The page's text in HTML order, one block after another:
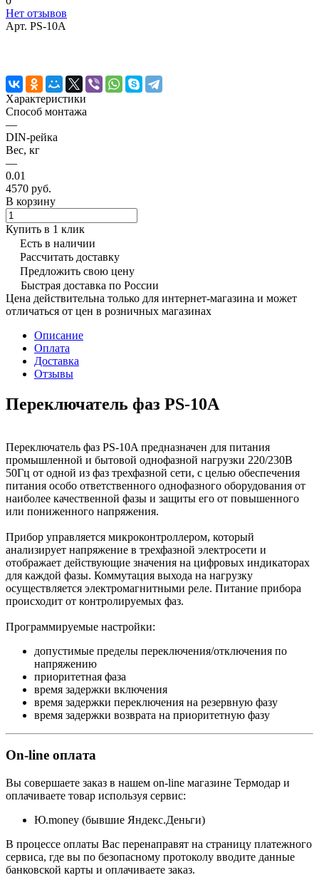
Нет отзывов
Арт. PS-10A
Характеристики
Способ монтажа
—
DIN-рейка
Вес, кг
—
0.01
4570 руб.
В корзину
Купить в 1 клик
Есть в наличии
Рассчитать доставку
Предложить свою цену
Быстрая доставка по России
Цена действительна только для интернет-магазина и может
отличаться от цен в розничных магазинах
Описание
Оплата
Доставка
Отзывы
Переключатель фаз PS-10A
Переключатель фаз PS-10A предназначен для питания
промышленной и бытовой однофазной нагрузки 220/230В
50Гц от одной из фаз трехфазной сети, с целью обеспечения
питания особо ответственного однофазного оборудования от
наиболее качественной фазы и защиты его от повышенного
или пониженного напряжения.
Прибор управляется микроконтроллером, который
анализирует напряжение в трехфазной электросети и
отображает действующие значения на цифровых индикаторах
для каждой фазы. Коммутация выхода на нагрузку
осуществляется электромагнитными реле. Питание прибора
происходит от контролируемых фаз.
Программируемые настройки:
допустимые пределы переключения/отключения по
напряжению
приоритетная фаза
время задержки включения
время задержки переключения на резервную фазу
время задержки возврата на приоритетную фазу
On-line оплата
Вы совершаете заказ в нашем on-line магазине Термодар и
оплачиваете товар используя сервис:
Ю.money (бывшие Яндекс.Деньги)
В процессе оплаты Вас перенаправят на страницу платежного
сервиса, где вы по безопасному протоколу вводите данные
банковской карты и оплачиваете заказ.